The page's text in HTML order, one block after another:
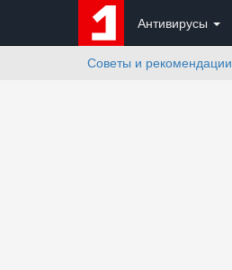
Антивирусы
Советы и рекомендации